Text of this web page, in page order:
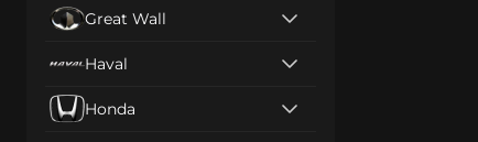
Great Wall
Haval
Honda